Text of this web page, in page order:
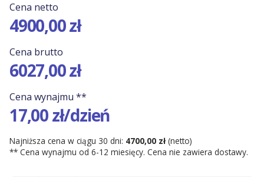
Cena netto
4900,00 zł
Cena brutto
6027,00 zł
Cena wynajmu **
17,00 zł/dzień
Najniższa cena w ciągu 30 dni: 4700,00 zł (netto)
** Cena wynajmu od 6-12 miesięcy. Cena nie zawiera dostawy.